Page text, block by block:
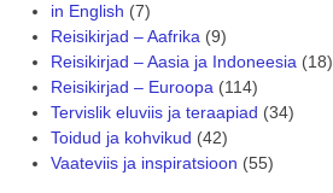
in English (7)
Reisikirjad – Aafrika(9)
Reisikirjad – Aasia ja Indoneesia(18)
Reisikirjad – Euroopa(114)
Tervislik eluviis ja teraapiad (34)
Toidud ja kohvikud (42)
Vaateviis ja inspiratsioon (55)